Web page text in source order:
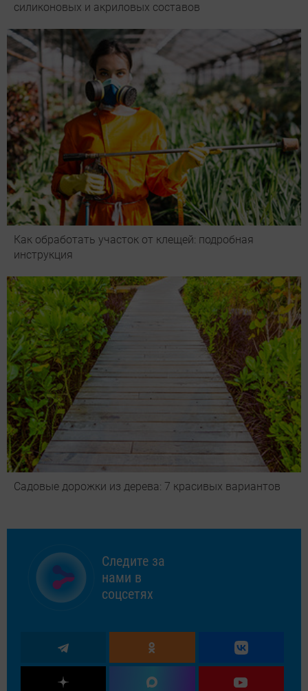
силиконовых и акриловых составов
Как обработать участок от клещей: подробная
инструкция
Садовые дорожки из дерева: 7 красивых вариантов
Следите за
нами в
соцсетях